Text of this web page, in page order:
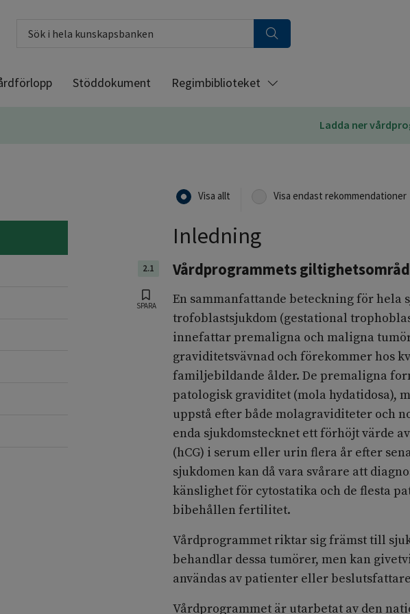
Stöddokument Regimbiblioteket
Ladda ner
Visa allt Visa endast rekommendationer
Inledning
2.1 Vårdprogrammets
SPARA
En sammanfattande beteckning för hela
trofoblastsjukdom (gestational
innefattar premaligna och maligna
graviditetsvävnad och förekommer hos
familjebildande ålder. De premaligna
patologisk graviditet (mola hydatidosa),
uppstå efter både molagraviditeter och
enda sjukdomstecknet ett förhöjt värde
(hCG) i serum eller urin flera år efter
sjukdomen kan då vara svårare att
känslighet för cytostatika och de flesta
bibehållen fertilitet.
Vårdprogrammet riktar sig främst till
behandlar dessa tumörer, men kan
användas av patienter eller
Vårdprogrammet är utarbetat av den